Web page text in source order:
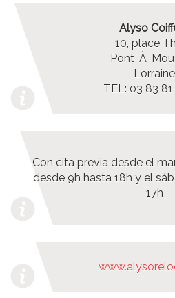
Alyso
10, place
Pont-À-
Lorraine
TEL: 03 83
Con cita previa desde el
desde 9h hasta 18h y el
17h